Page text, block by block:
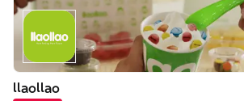
llaollao